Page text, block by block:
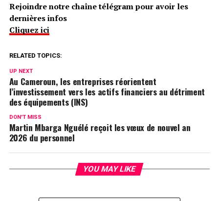
Rejoindre notre chaîne télégram pour avoir les
dernières infos
Cliquez ici
RELATED TOPICS:
UP NEXT
Au Cameroun, les entreprises réorientent
l’investissement vers les actifs financiers au détriment
des équipements (INS)
DON'T MISS
Martin Mbarga Nguélé reçoit les vœux de nouvel an
2026 du personnel
YOU MAY LIKE